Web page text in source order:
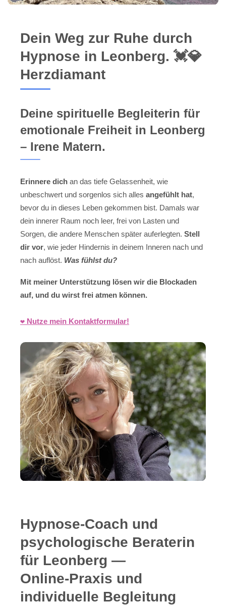
Dein Weg zur Ruhe durch
Hypnose in Leonberg. 💓️💎
Herzdiamant
Deine spirituelle Begleiterin für
emotionale Freiheit in Leonberg
– Irene Matern.
Erinnere dich an das tiefe Gelassenheit, wie
unbeschwert und sorgenlos sich alles angefühlt hat,
bevor du in dieses Leben gekommen bist. Damals war
dein innerer Raum noch leer, frei von Lasten und
Sorgen, die andere Menschen später auferlegten. Stell
dir vor, wie jeder Hindernis in deinem Inneren nach und
nach auflöst. Was fühlst du?
Mit meiner Unterstützung lösen wir die Blockaden
auf, und du wirst frei atmen können.
❤️ Nutze mein Kontaktformular!
Hypnose-Coach und
psychologische Beraterin
für Leonberg —
Online‑Praxis und
individuelle Begleitung